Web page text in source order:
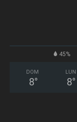
45%
DOM
8°
LUN
8°